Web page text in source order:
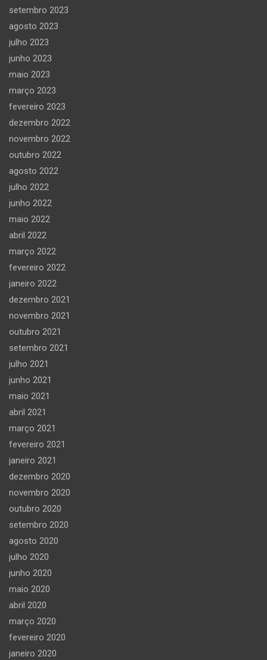
setembro 2023
agosto 2023
julho 2023
junho 2023
maio 2023
março 2023
fevereiro 2023
dezembro 2022
novembro 2022
outubro 2022
agosto 2022
julho 2022
junho 2022
maio 2022
abril 2022
março 2022
fevereiro 2022
janeiro 2022
dezembro 2021
novembro 2021
outubro 2021
setembro 2021
julho 2021
junho 2021
maio 2021
abril 2021
março 2021
fevereiro 2021
janeiro 2021
dezembro 2020
novembro 2020
outubro 2020
setembro 2020
agosto 2020
julho 2020
junho 2020
maio 2020
abril 2020
março 2020
fevereiro 2020
janeiro 2020